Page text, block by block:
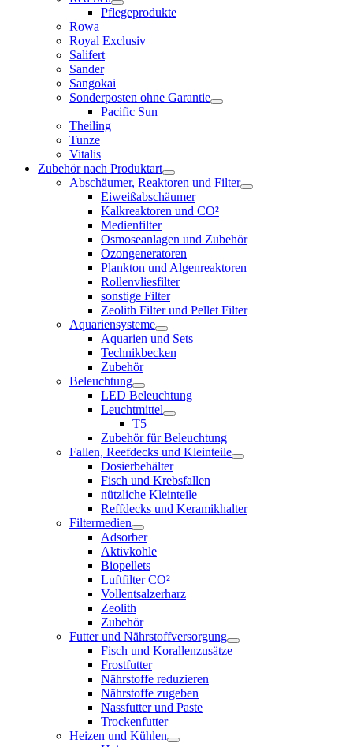
Pflegeprodukte
Rowa
Royal Exclusiv
Salifert
Sander
Sangokai
Sonderposten ohne Garantie
Pacific Sun
Theiling
Tunze
Vitalis
Zubehör nach Produktart
Abschäumer, Reaktoren und Filter
Eiweißabschäumer
Kalkreaktoren und CO²
Medienfilter
Osmoseanlagen und Zubehör
Ozongeneratoren
Plankton und Algenreaktoren
Rollenvliesfilter
sonstige Filter
Zeolith Filter und Pellet Filter
Aquariensysteme
Aquarien und Sets
Technikbecken
Zubehör
Beleuchtung
LED Beleuchtung
Leuchtmittel
T5
Zubehör für Beleuchtung
Fallen, Reefdecks und Kleinteile
Dosierbehälter
Fisch und Krebsfallen
nützliche Kleinteile
Reffdecks und Keramikhalter
Filtermedien
Adsorber
Aktivkohle
Biopellets
Luftfilter CO²
Vollentsalzerharz
Zeolith
Zubehör
Futter und Nährstoffversorgung
Fisch und Korallenzusätze
Frostfutter
Nährstoffe reduzieren
Nährstoffe zugeben
Nassfutter und Paste
Trockenfutter
Heizen und Kühlen